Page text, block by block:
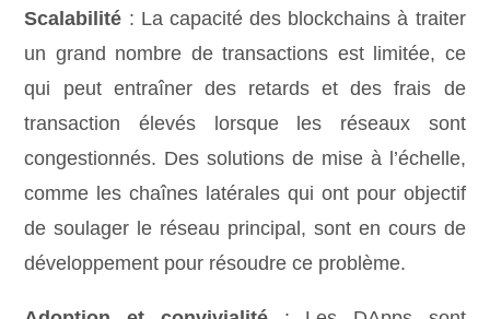
Scalabilité : La capacité des blockchains à traiter
un grand nombre de transactions est limitée, ce
qui peut entraîner des retards et des frais de
transaction élevés lorsque les réseaux sont
congestionnés. Des solutions de mise à l’échelle,
comme les chaînes latérales qui ont pour objectif
de soulager le réseau principal, sont en cours de
développement pour résoudre ce problème.